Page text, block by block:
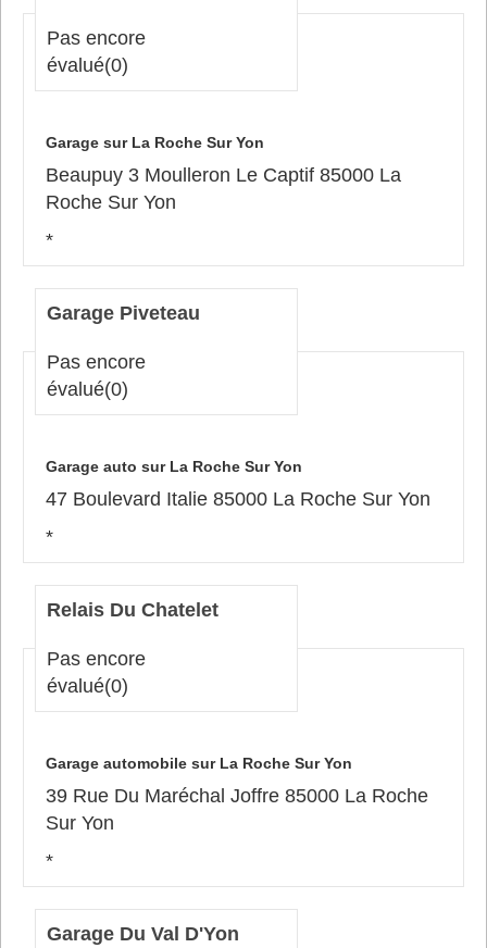
Pas encore
évalué(0)
Garage sur La Roche Sur Yon
Beaupuy 3 Moulleron Le Captif 85000 La
Roche Sur Yon
*
Garage Piveteau
Pas encore
évalué(0)
Garage auto sur La Roche Sur Yon
47 Boulevard Italie 85000 La Roche Sur Yon
*
Relais Du Chatelet
Pas encore
évalué(0)
Garage automobile sur La Roche Sur Yon
39 Rue Du Maréchal Joffre 85000 La Roche
Sur Yon
*
Garage Du Val D'Yon